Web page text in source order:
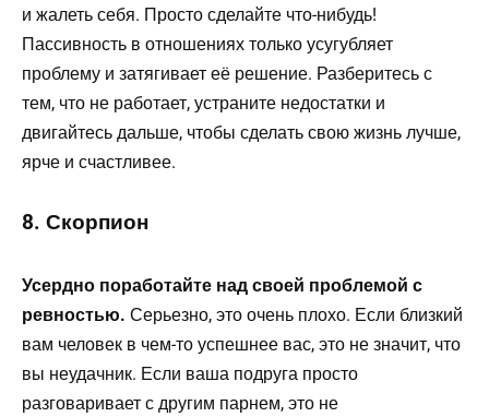
и жалеть себя. Просто сделайте что-нибудь!
Пассивность в отношениях только усугубляет
проблему и затягивает её решение. Разберитесь с
тем, что не работает, устраните недостатки и
двигайтесь дальше, чтобы сделать свою жизнь лучше,
ярче и счастливее.
8. Скорпион
Усердно поработайте над своей проблемой с
ревностью. Серьезно, это очень плохо. Если близкий
вам человек в чем-то успешнее вас, это не значит, что
вы неудачник. Если ваша подруга просто
разговаривает с другим парнем, это не